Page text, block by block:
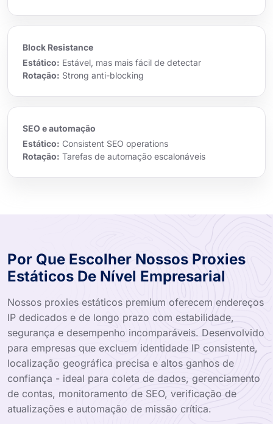
Block Resistance
Estático: Estável, mas mais fácil de detectar
Rotação: Strong anti-blocking
SEO e automação
Estático: Consistent SEO operations
Rotação: Tarefas de automação escalonáveis
Por Que Escolher Nossos Proxies
Estáticos De Nível Empresarial
Nossos proxies estáticos premium oferecem endereços
IP dedicados e de longo prazo com estabilidade,
segurança e desempenho incomparáveis. Desenvolvido
para empresas que excluem identidade IP consistente,
localização geográfica precisa e altos ganhos de
confiança - ideal para coleta de dados, gerenciamento
de contas, monitoramento de SEO, verificação de
atualizações e automação de missão crítica.